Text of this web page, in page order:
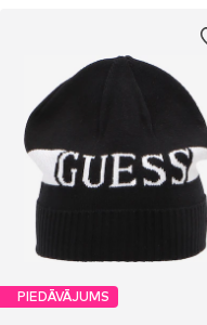
PIEDĀVĀJUMS